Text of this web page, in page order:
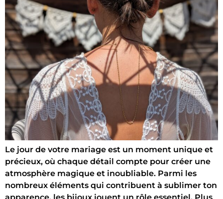
Le jour de votre mariage est un moment unique et
précieux, où chaque détail compte pour créer une
atmosphère magique et inoubliable. Parmi les
nombreux éléments qui contribuent à sublimer ton